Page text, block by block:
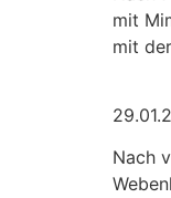
mit
mit
Nach